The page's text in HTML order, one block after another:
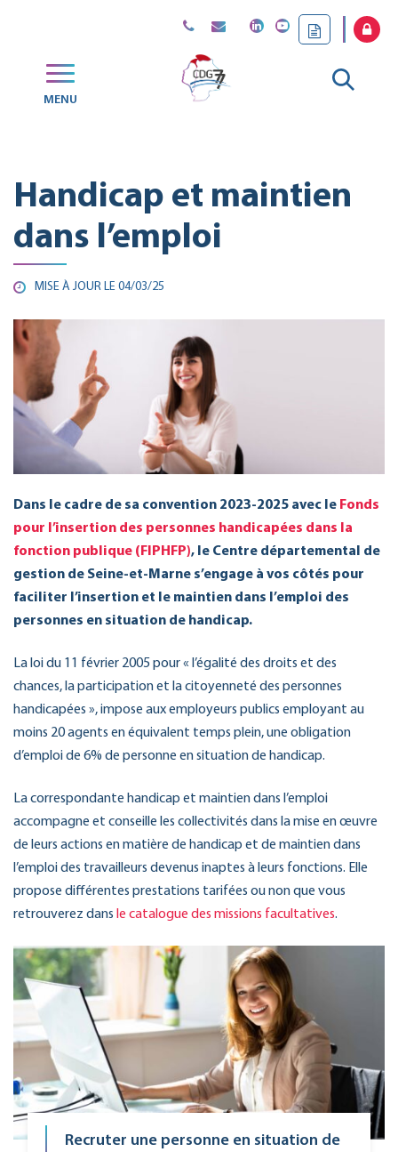
MENU
Aller
Handicap et maintien
dans l’emploi
MISE À JOUR LE 04/03/25
Dans le cadre de sa convention 2023-2025 avec le Fonds
pour l’insertion des personnes handicapées dans la
fonction publique (FIPHFP), le Centre départemental de
gestion de Seine-et-Marne s’engage à vos côtés pour
faciliter l’insertion et le maintien dans l’emploi des
personnes en situation de handicap.
La loi du 11 février 2005 pour « l’égalité des droits et des
chances, la participation et la citoyenneté des personnes
handicapées », impose aux employeurs publics employant au
moins 20 agents en équivalent temps plein, une obligation
d’emploi de 6% de personne en situation de handicap.
La correspondante handicap et maintien dans l’emploi
accompagne et conseille les collectivités dans la mise en œuvre
de leurs actions en matière de handicap et de maintien dans
l’emploi des travailleurs devenus inaptes à leurs fonctions. Elle
propose différentes prestations tarifées ou non que vous
retrouverez dans le catalogue des missions facultatives.
Recruter une personne en situation de